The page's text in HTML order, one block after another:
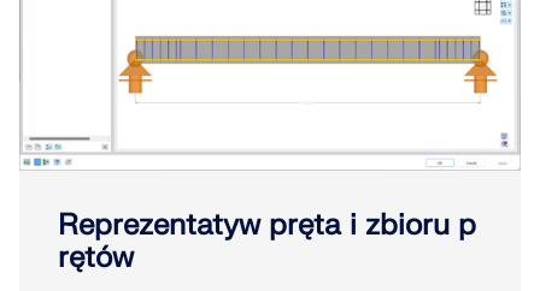
Reprezentatyw pręta i zbioru p
rętów